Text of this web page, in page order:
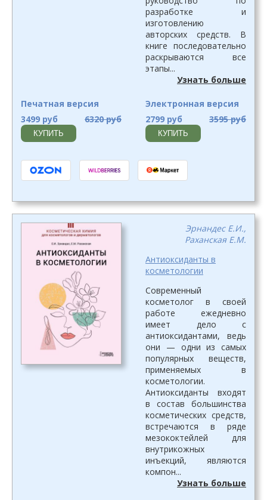
разработке и
изготовлению
авторских средств. В
книге последовательно
раскрываются все
этапы...
Узнать больше
Печатная версия
3499 руб
6320 руб
КУПИТЬ
Электронная версия
2799 руб
3595 руб
КУПИТЬ
Эрнандес Е.И.,
Раханская Е.М.
Антиоксиданты в
косметологии
Современный
косметолог в своей
работе ежедневно
имеет дело с
антиоксидантами, ведь
они — одни из самых
популярных веществ,
применяемых в
косметологии.
Антиоксиданты входят
в состав большинства
косметических средств,
встречаются в ряде
мезококтейлей для
внутрикожных
инъекций, являются
компон...
Узнать больше